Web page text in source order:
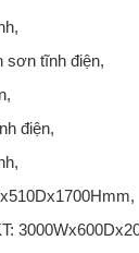
sơn tĩnh điện,
điện,